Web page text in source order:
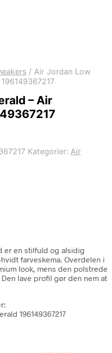
/ Air Jordan Low
– Air
Kategorier: Air
er en stilfuld og alsidig
farveskema. Overdelen i
look, mens den polstrede
lave profil gør den nem at
196149367217